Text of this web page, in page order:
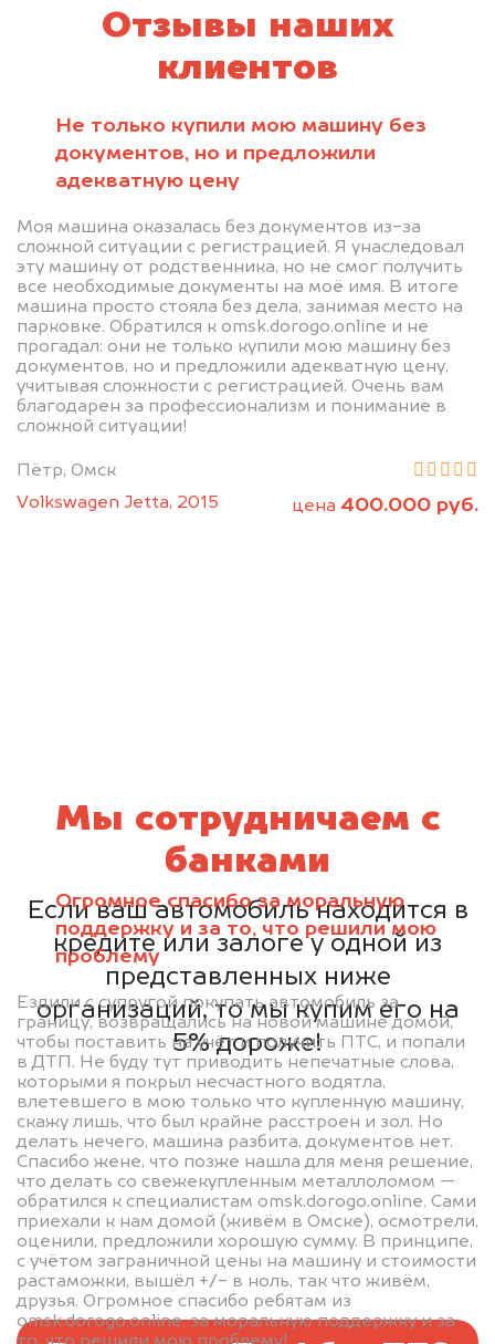
Отзывы наших
клиентов
Не только купили мою машину без
документов, но и предложили
адекватную цену
Моя машина оказалась без документов из-за
сложной ситуации с регистрацией. Я унаследовал
эту машину от родственника, но не смог получить
все необходимые документы на моё имя. В итоге
машина просто стояла без дела, занимая место на
парковке. Обратился к omsk.dorogo.online и не
прогадал: они не только купили мою машину без
документов, но и предложили адекватную цену,
учитывая сложности с регистрацией. Очень вам
благодарен за профессионализм и понимание в
сложной ситуации!
Пётр, Омск
Volkswagen Jetta, 2015
цена 400.000 руб.
Огромное спасибо за моральную
поддержку и за то, что решили мою
проблему
Ездили с супругой покупать автомобиль за
границу, возвращались на новой машине домой,
чтобы поставить на учёт и получить ПТС, и попали
в ДТП. Не буду тут приводить непечатные слова,
которыми я покрыл несчастного водятла,
влетевшего в мою только что купленную машину,
скажу лишь, что был крайне расстроен и зол. Но
делать нечего, машина разбита, документов нет.
Спасибо жене, что позже нашла для меня решение,
что делать со свежекупленным металлоломом —
обратился к специалистам omsk.dorogo.online. Сами
приехали к нам домой (живём в Омске), осмотрели,
оценили, предложили хорошую сумму. В принципе,
с учётом заграничной цены на машину и стоимости
растаможки, вышёл +/- в ноль, так что живём,
друзья. Огромное спасибо ребятам из
omsk.dorogo.online, за моральную поддержку и за
Мы сотрудничаем с
банками
Если ваш автомобиль находится в
кредите или залоге у одной из
представленных ниже
организаций, то мы купим его на
5% дороже!